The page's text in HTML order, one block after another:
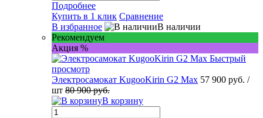
Подробнее
Купить в 1 клик Сравнение
В избранное
В наличии
Рекомендуем
Акция %
Быстрый
просмотр
Электросамокат KugooKirin G2 Max 57 900 руб. /
шт 80 900 руб.
В корзину